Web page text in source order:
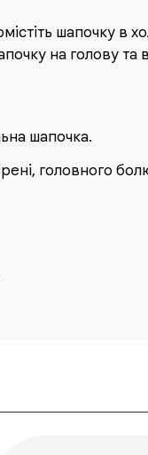
шапочку в
на голову
шапочка.
головного